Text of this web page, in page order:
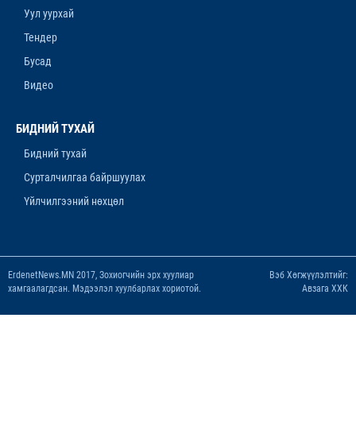
11-р сар. 14, 2025, 5:53 p.m.
Уул уурхай
Тендер
Бусад
Видео
БИДНИЙ ТУХАЙ
Бидний тухай
Сурталчилгаа байршуулах
Үйлчилгээний нөхцөл
ErdenetNews.MN 2017, Зохиогчийн эрх хуулиар
хамгаалагдсан. Мэдээлэл хуулбарлах хориотой.
Вэб Хөгжүүлэлтийг:
Авзага ХХК